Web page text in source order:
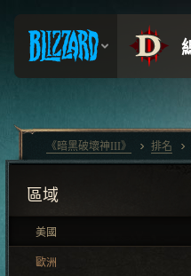
區域
美國
歐洲
《暗黑破壞神III》 排名